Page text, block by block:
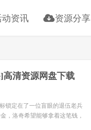
动资讯 资源分享
高清资源网盘下载
锁定在了一位盲眼的退伍老兵
，洛奇希望能够拿着这笔钱，